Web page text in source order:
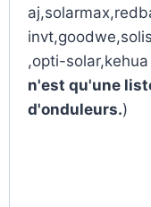
,opti-
n'est qu'une
d'onduleurs.)